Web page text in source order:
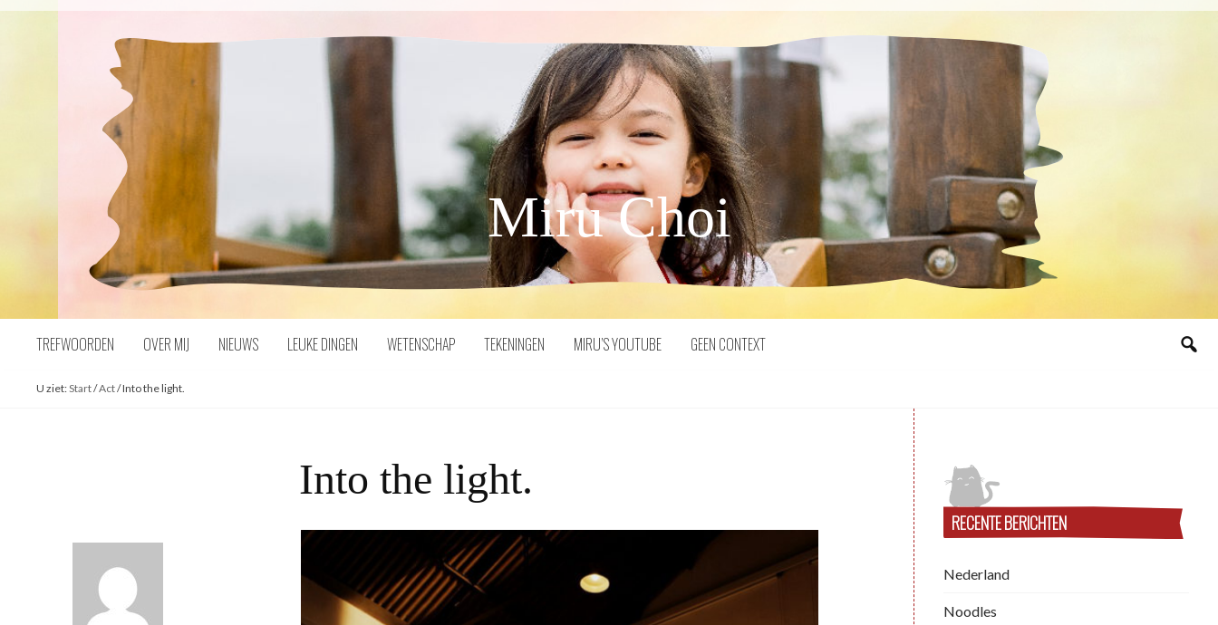
Naar
Miru Choi
TREFWOORDEN OVER MIJ NIEUWS LEUKE DINGEN WETENSCHAP TEKENINGEN MIRU’S YOUTUBE GEEN CONTEXT
U ziet:Start/Act/Into the light.
Into the light.
RECENTE BERICHTEN
Nederland
Noodles